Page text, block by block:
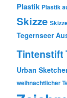
Plastik Plastik
Skizze
Tegernseer
Tintenstift
Urban
weihnachtlicher